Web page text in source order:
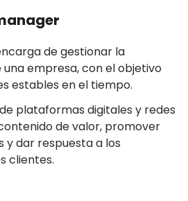
de gestionar la
empresa, con el objetivo
estables en el tiempo.
plataformas digitales y redes
de valor, promover
y dar respuesta a los
clientes.